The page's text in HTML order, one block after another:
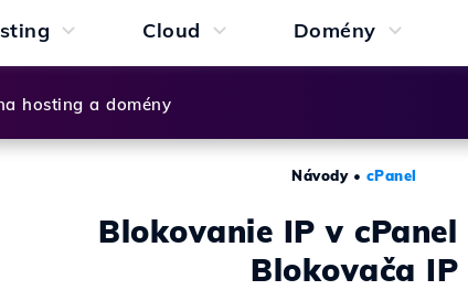
Cloud Domény
hosting a domény
Návody• cPanel
Blokovanie IP v cPanel
Blokovača IP